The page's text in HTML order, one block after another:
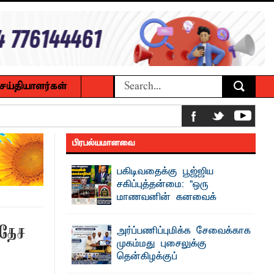
உணவுகள் கைப்பற்றப்பட்டுக் அழிப்பு
நீண்டகால தேவைக்கு தீர்வு காண
உபவேந்தர் வலியுறுத்தல்
அருட்பணி லூக்ஜோன்
பிரபல்யமானவை
பகிடிவதைக்கு பூஜ்ஜிய
சகிப்புத்தன்மை: "ஒரு
மாணவனின் கனவைக்
கலைக்காதீர்கள்" –
தென்கிழக்குப் பல்கலைக்கழக உபவேந்தர்
வலியுறுத்தல்
"ஒ ரு மாணவனின் அல்லது மாணவியின்
கனவு என்னால் கலைக்கப்படாது" என்ற
அர்ப்பணிப்புமிக்க சேவைக்காக
முகம்மது புசைலுக்கு
தென்கிழக்குப்